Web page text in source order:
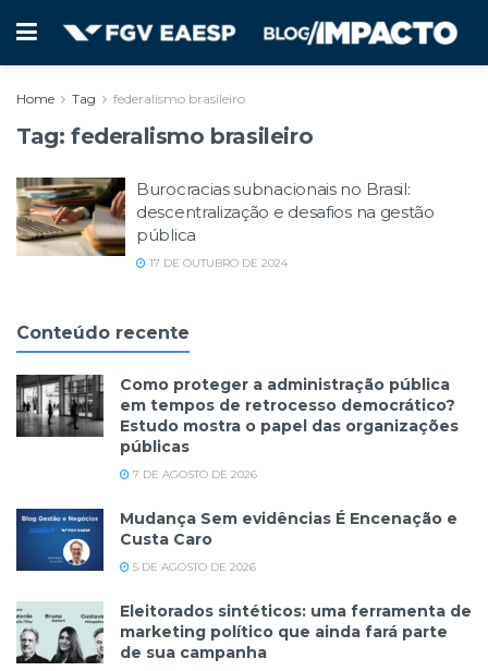
Home Tag federalismo brasileiro
Tag: federalismo brasileiro
Burocracias subnacionais no Brasil:
descentralização e desafios na gestão
pública
17 DE OUTUBRO DE 2024
Conteúdo recente
Como proteger a administração pública
em tempos de retrocesso democrático?
Estudo mostra o papel das organizações
públicas
7 DE AGOSTO DE 2026
Mudança Sem evidências É Encenação e
Custa Caro
5 DE AGOSTO DE 2026
Eleitorados sintéticos: uma ferramenta de
marketing político que ainda fará parte
de sua campanha